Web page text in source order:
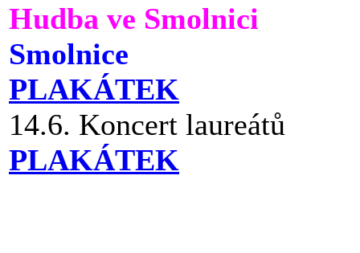
Hudba ve Smolnici
Smolnice
PLAKÁTEK
14.6. Koncert laureátů
PLAKÁTEK